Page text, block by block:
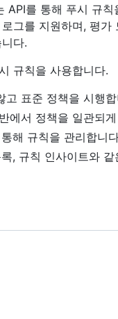
API를 통해 푸시 규
그를 지원하며, 평
다.
규칙을 사용합니다.
고 표준 정책을 시행
에서 정책을 일관되
해 규칙을 관리합니
, 규칙 인사이트와